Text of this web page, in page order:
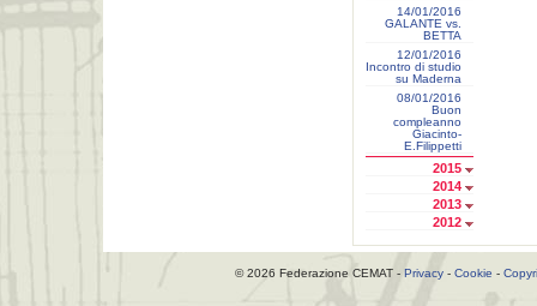
14/01/2016
GALANTE vs.
BETTA
12/01/2016
Incontro di studio
su Maderna
08/01/2016
Buon
compleanno
Giacinto-
E.Filippetti
2015
2014
2013
2012
© 2026 Federazione CEMAT - Privacy- Cookie -